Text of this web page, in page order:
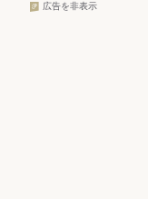
広告を非表示